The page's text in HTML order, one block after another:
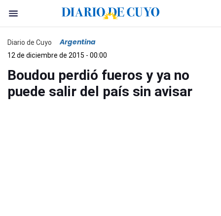
Diario de Cuyo Argentina
12 de diciembre de 2015 - 00:00
Boudou perdió fueros y ya no
puede salir del país sin avisar